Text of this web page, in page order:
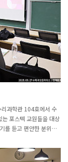
정하는 방식인 데 반해,
거시경제 경로를 역으
용스프레드, VIX, 달러
용하였으며, LSTM 기반
리오를 생성하였다. 또
, 과거 공분산 구조 대비
distance) 기반 타
시경제 충격을 level
까지 분석한 이 연구
그 경제적 의미를 해석
.
과학관 104호에서 수
포스텍 교원들을 대상
를 듣고 편안한 분위기
더하였다.행사는 정재훈
Faculty 연구 발표 순